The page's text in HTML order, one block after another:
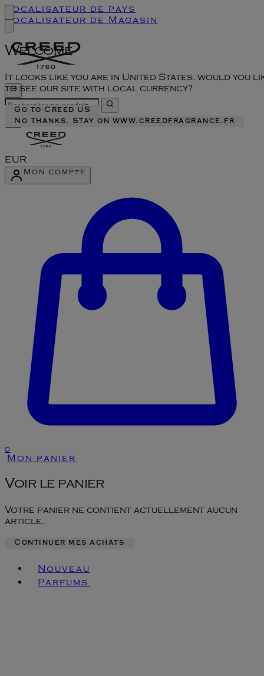
Welcome
It looks like you are in United States, would you
to see our site with local currency?
Go to Creed US
No Thanks, Stay on www.creedfragrance.fr
Localisateur de pays
Localisateur de Magasin
EUR
Mon compte
0
Mon panier
Voir le panier
Votre panier ne contient actuellement aucun
article.
Continuer mes achats
Nouveau
Parfums